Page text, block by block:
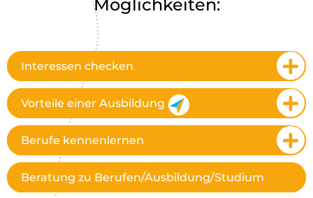
Möglichkeiten:
Interessen checken
Vorteile einer Ausbildung
Berufe kennenlernen
Beratung zu Berufen/Ausbildung/Studium